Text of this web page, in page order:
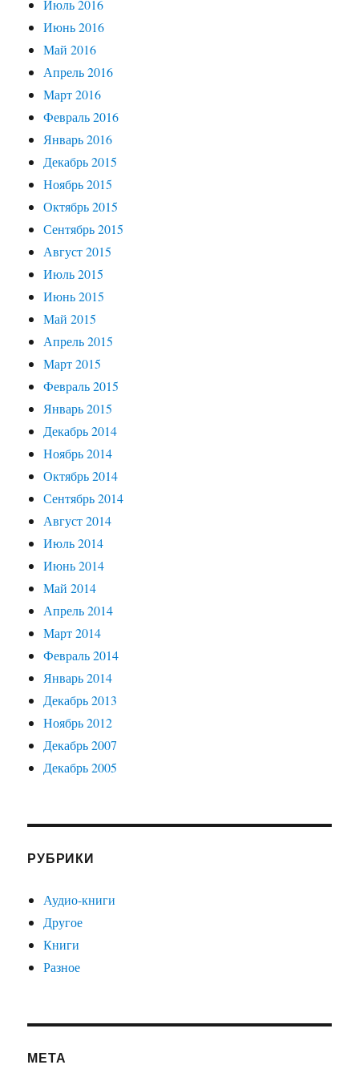
Июль 2016
Июнь 2016
Май 2016
Апрель 2016
Март 2016
Февраль 2016
Январь 2016
Декабрь 2015
Ноябрь 2015
Октябрь 2015
Сентябрь 2015
Август 2015
Июль 2015
Июнь 2015
Май 2015
Апрель 2015
Март 2015
Февраль 2015
Январь 2015
Декабрь 2014
Ноябрь 2014
Октябрь 2014
Сентябрь 2014
Август 2014
Июль 2014
Июнь 2014
Май 2014
Апрель 2014
Март 2014
Февраль 2014
Январь 2014
Декабрь 2013
Ноябрь 2012
Декабрь 2007
Декабрь 2005
РУБРИКИ
Аудио-книги
Другое
Книги
Разное
МЕТА